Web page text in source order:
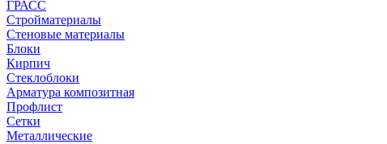
ГРАСС
Стройматериалы
Стеновые материалы
Блоки
Кирпич
Стеклоблоки
Арматура композитная
Профлист
Сетки
Металлические